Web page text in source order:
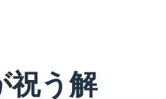
祝う解